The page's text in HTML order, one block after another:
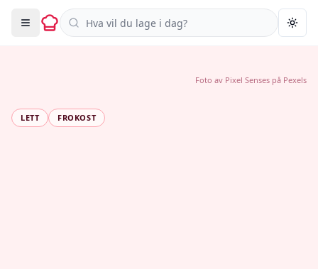
Søk i oppskrifter
LETT FROKOST
Foto av Pixel Senses på Pexels